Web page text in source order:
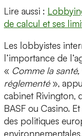
Lire aussi :
de calcul et ses
Les lobbyistes
l’importance de
« Comme la
réglementé»,
cabinet Rivington,
BASF ou Casino.
des politiques